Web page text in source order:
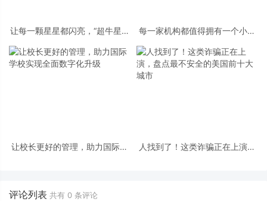
让每一颗星星都闪亮，“超牛星选
每一家机构都值得拥有一个小程
让校长更好的管理，助力国际学
人找到了！这类诈骗正在上演，
评论列表 共有 0 条评论